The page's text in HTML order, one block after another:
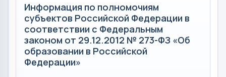
Информация по полномочиям
субъектов Российской Федерации в
соответствии с Федеральным
законом от 29.12.2012 № 273-ФЗ «Об
образовании в Российской
Федерации»